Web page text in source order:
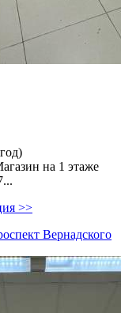
на 1 этаже
>>
Вернадского